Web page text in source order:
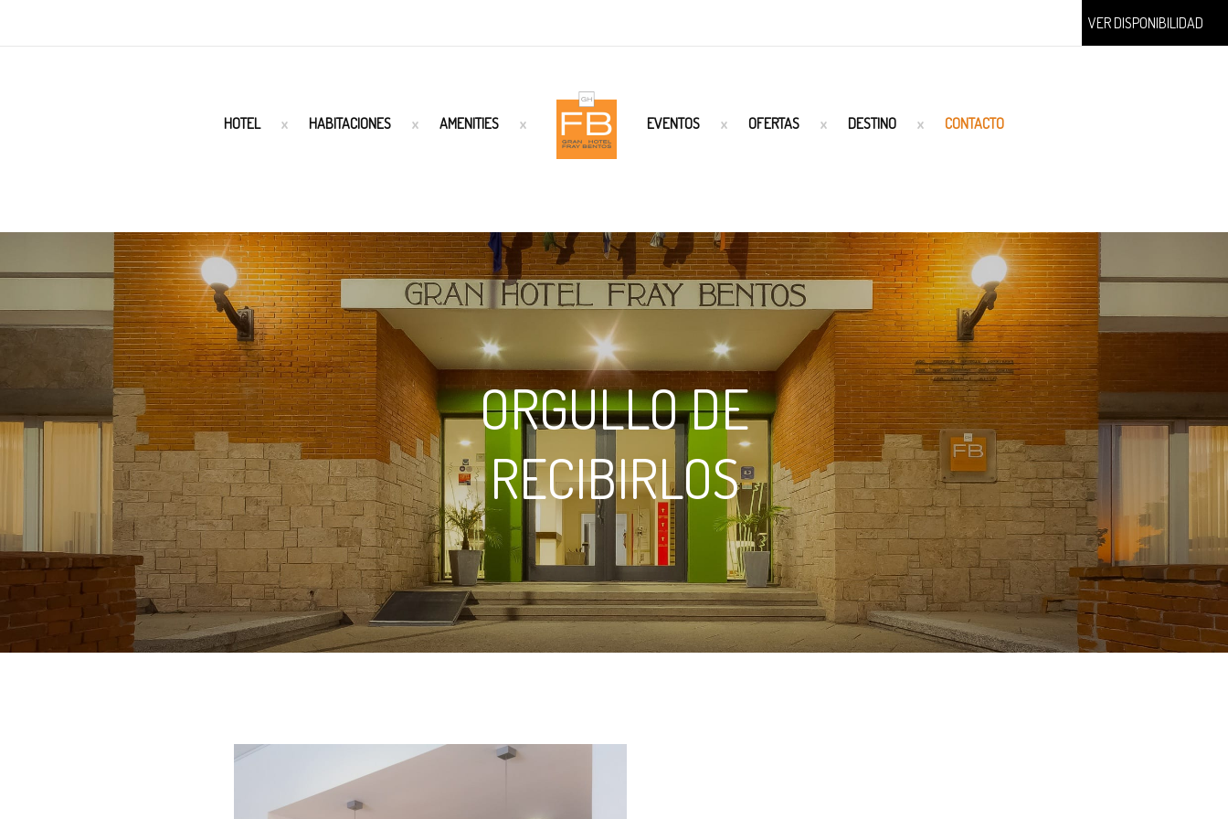
VER DISPONIBILIDAD
HOTEL HABITACIONES AMENITIES EVENTOS OFERTAS DESTINO CONTACTO
ORGULLO DE
RECIBIRLOS